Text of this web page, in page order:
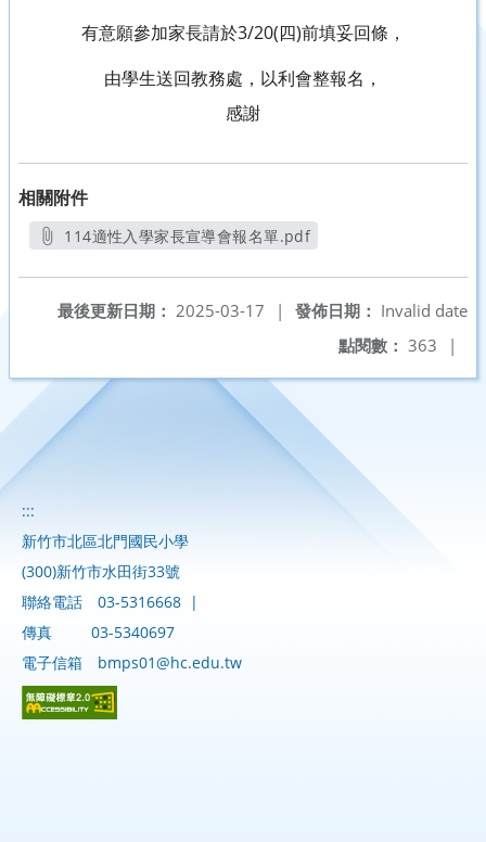
有意願參加家長請於3/20(四)前填妥回條，
由學生送回教務處，以利會整報名，
感謝
相關附件
114適性入學家長宣導會報名單.pdf
發佈日期： Invalid date
最後更新日期： 2025-03-17
|
點閱數： 363 |
:::
新竹市北區北門國民小學
(300)新竹市水田街33號
聯絡電話
03-5316668 |
傳真
03-5340697
電子信箱
bmps01@hc.edu.tw